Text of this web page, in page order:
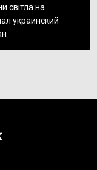
світла на
украинский